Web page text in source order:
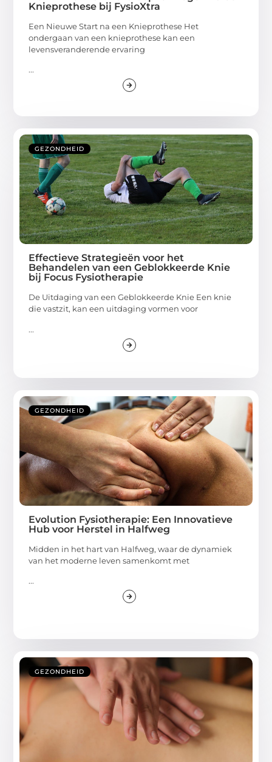
Knieprothese bij FysioXtra
Een Nieuwe Start na een Knieprothese Het
ondergaan van een knieprothese kan een
levensveranderende ervaring
...
GEZONDHEID
Effectieve Strategieën voor het
Behandelen van een Geblokkeerde Knie
bij Focus Fysiotherapie
De Uitdaging van een Geblokkeerde Knie Een knie
die vastzit, kan een uitdaging vormen voor
...
GEZONDHEID
Evolution Fysiotherapie: Een Innovatieve
Hub voor Herstel in Halfweg
Midden in het hart van Halfweg, waar de dynamiek
van het moderne leven samenkomt met
...
GEZONDHEID